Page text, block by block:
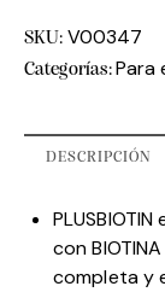
SKU: V00347
Categorías: Para
DESCRIPCIÓN
con
completa y